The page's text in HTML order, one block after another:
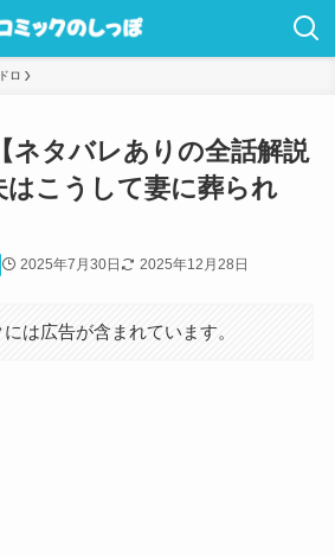
ロ
ネタバレありの全話解説
はこうして妻に葬られ
2025年7月30日 2025年12月28日
は広告が含まれています。